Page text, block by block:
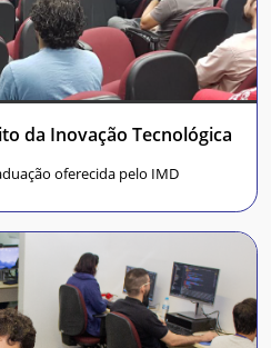
da Inovação Tecnológica
oferecida pelo IMD